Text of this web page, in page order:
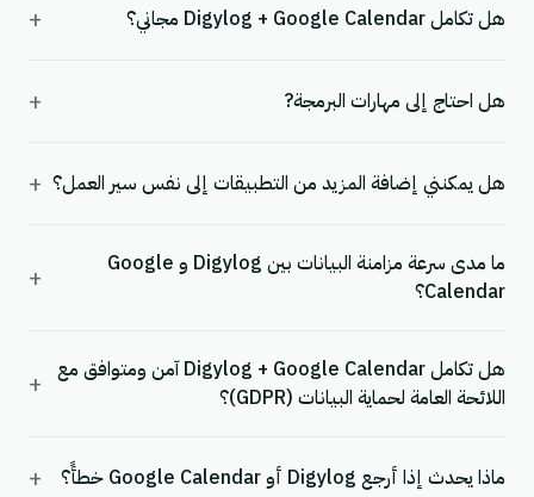
هل تكامل Digylog + Google Calendar مجاني؟ +
هل احتاج إلى مهارات البرمجة? +
هل يمكنني إضافة المزيد من التطبيقات إلى نفس سير العمل؟ +
ما مدى سرعة مزامنة البيانات بين Digylog و Google
Calendar؟
+
هل تكامل Digylog + Google Calendar آمن ومتوافق مع
اللائحة العامة لحماية البيانات (GDPR)؟
+
ماذا يحدث إذا أرجع Digylog أو Google Calendar خطأً؟ +